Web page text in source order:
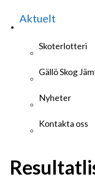
Aktuelt
Skoterlotteri
Gällö Skog
Nyheter
Kontakta oss